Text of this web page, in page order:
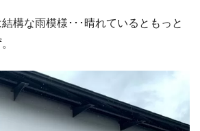
構な雨模様･･･晴れているともっと